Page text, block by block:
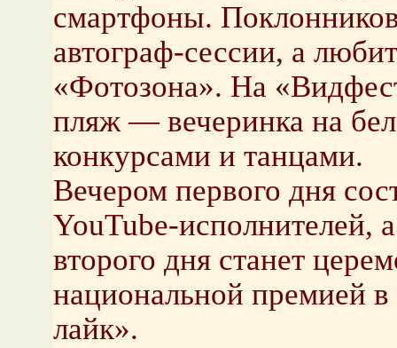
смартфоны.
автограф-сессии, а
«Фотозона». На
пляж — вечеринка на
конкурсами и танцами.
Вечером первого дня
YouTube-исполнителей,
второго дня станет
национальной премией в
лайк».